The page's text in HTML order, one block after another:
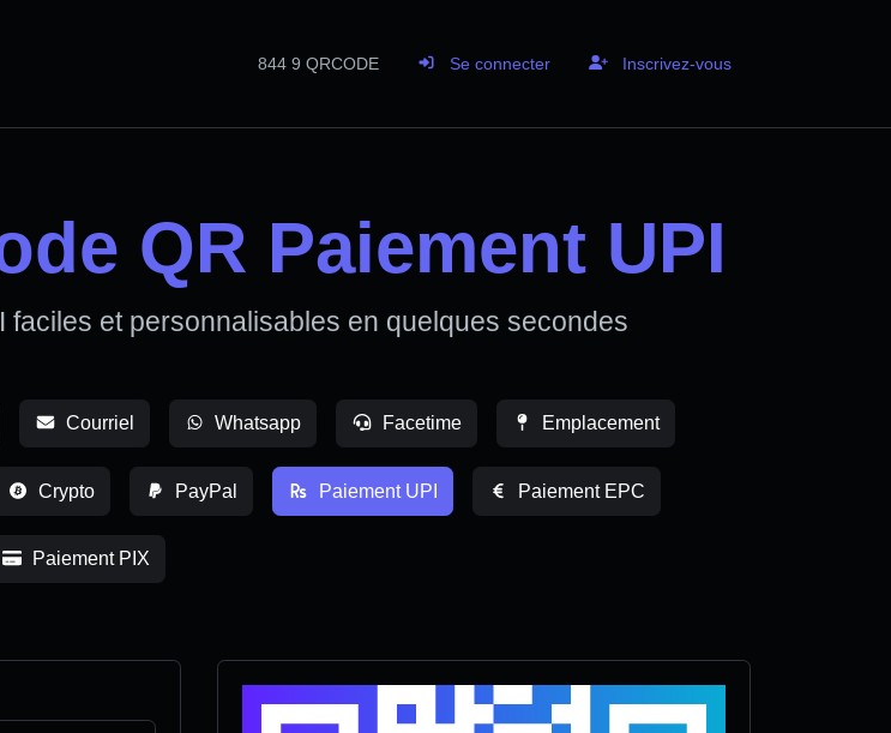
844 9 QRCODE Se connecter Inscrivez-vous
QR Paiement UPI
et personnalisables en quelques secondes
Courriel Whatsapp Facetime Emplacement
Crypto PayPal Paiement UPI Paiement EPC
Paiement PIX